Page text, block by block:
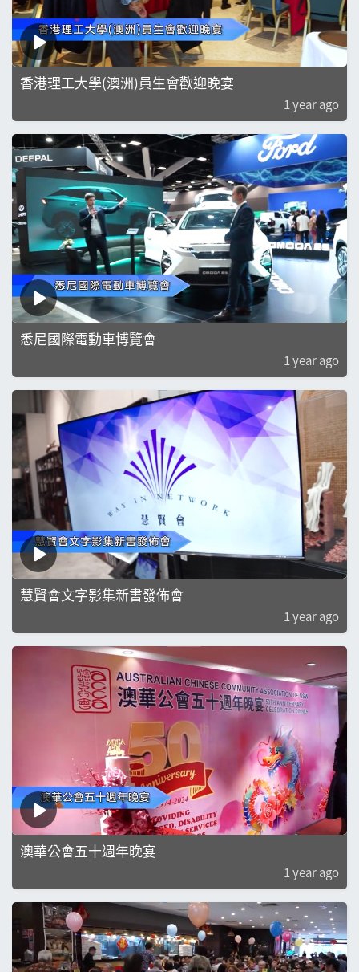
香港理工大學(澳洲)員生會歡迎晚宴
1 year ago
悉尼國際電動車博覽會
1 year ago
慧賢會文字影集新書發佈會
1 year ago
澳華公會五十週年晚宴
1 year ago